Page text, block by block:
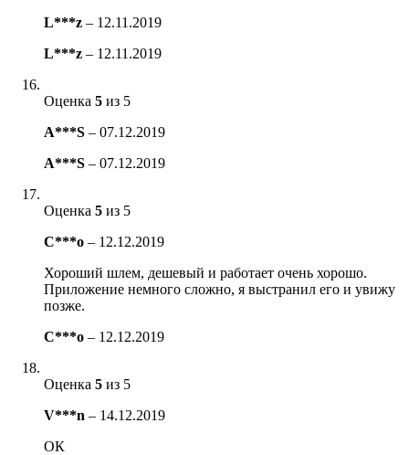
L***z – 12.11.2019
L***z – 12.11.2019
Оценка 5 из 5
A***S – 07.12.2019
A***S – 07.12.2019
Оценка 5 из 5
C***o – 12.12.2019
Хороший шлем, дешевый и работает очень хорошо.
Приложение немного сложно, я выстранил его и увижу
позже.
C***o – 12.12.2019
Оценка 5 из 5
V***n – 14.12.2019
ОК